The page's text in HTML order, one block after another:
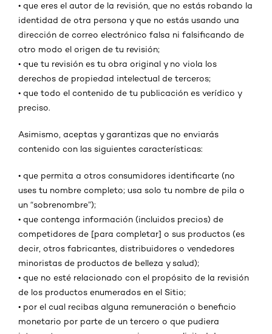
• que eres el autor de la revisión, que no estás robando la
identidad de otra persona y que no estás usando una
dirección de correo electrónico falsa ni falsificando de
otro modo el origen de tu revisión;
• que tu revisión es tu obra original y no viola los
derechos de propiedad intelectual de terceros;
• que todo el contenido de tu publicación es verídico y
preciso.
Asimismo, aceptas y garantizas que no enviarás
contenido con las siguientes características:
• que permita a otros consumidores identificarte (no
uses tu nombre completo; usa solo tu nombre de pila o
un “sobrenombre”);
• que contenga información (incluidos precios) de
competidores de [para completar] o sus productos (es
decir, otros fabricantes, distribuidores o vendedores
minoristas de productos de belleza y salud);
• que no esté relacionado con el propósito de la revisión
de los productos enumerados en el Sitio;
• por el cual recibas alguna remuneración o beneficio
monetario por parte de un tercero o que pudiera